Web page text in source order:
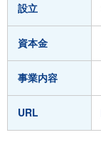
設立
資本金
事業内容
URL